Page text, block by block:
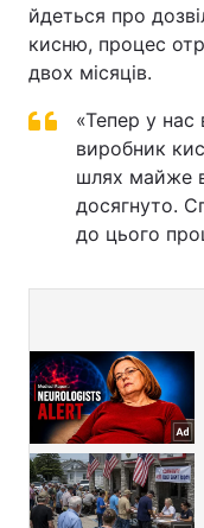
йдеться про
кисню, процес
двох місяців.
«Тепер у нас
виробник
шлях майже
досягнуто.
до цього